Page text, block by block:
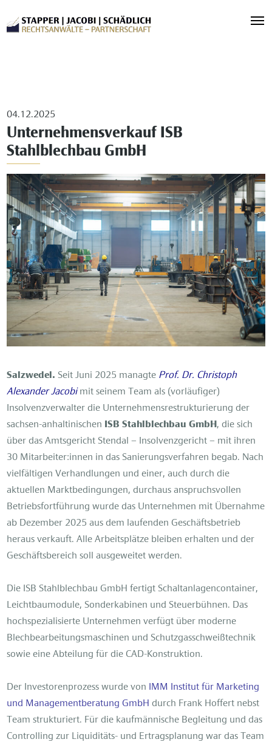
04.12.2025
Unternehmensverkauf ISB
Stahlblechbau GmbH
Salzwedel. Seit Juni 2025 managte Prof. Dr. Christoph
Alexander Jacobimit seinem Team als (vorläufiger)
Insolvenzverwalter die Unternehmensrestrukturierung der
sachsen-anhaltinischen
ISB Stahlblechbau GmbH , die sich
über das Amtsgericht Stendal – Insolvenzgericht – mit ihren
30 Mitarbeiter:innen in das Sanierungsverfahren begab. Nach
vielfältigen Verhandlungen und einer, auch durch die
aktuellen Marktbedingungen, durchaus anspruchsvollen
Betriebsfortführung wurde das Unternehmen mit Übernahme
ab Dezember 2025 aus dem laufenden Geschäftsbetrieb
heraus verkauft. Alle Arbeitsplätze bleiben erhalten und der
Geschäftsbereich soll ausgeweitet werden.
Die ISB Stahlblechbau GmbH fertigt Schaltanlagencontainer,
Leichtbaumodule, Sonderkabinen und Steuerbühnen. Das
hochspezialisierte Unternehmen verfügt über moderne
Blechbearbeitungsmaschinen und Schutzgasschweißtechnik
sowie eine Abteilung für die CAD-Konstruktion.
Der Investorenprozess wurde von
IMM Institut für Marketing
und Managementberatung GmbH durch Frank Hoffert nebst
Team strukturiert. Für die kaufmännische Begleitung und das
Controlling zur Liquiditäts- und Ertragsplanung war das Team